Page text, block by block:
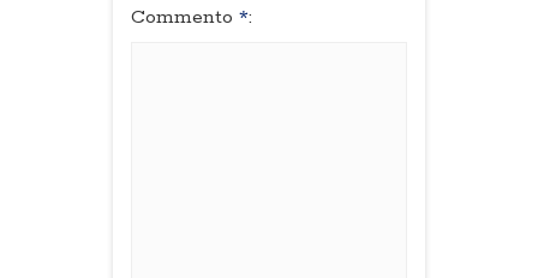
Commento *: